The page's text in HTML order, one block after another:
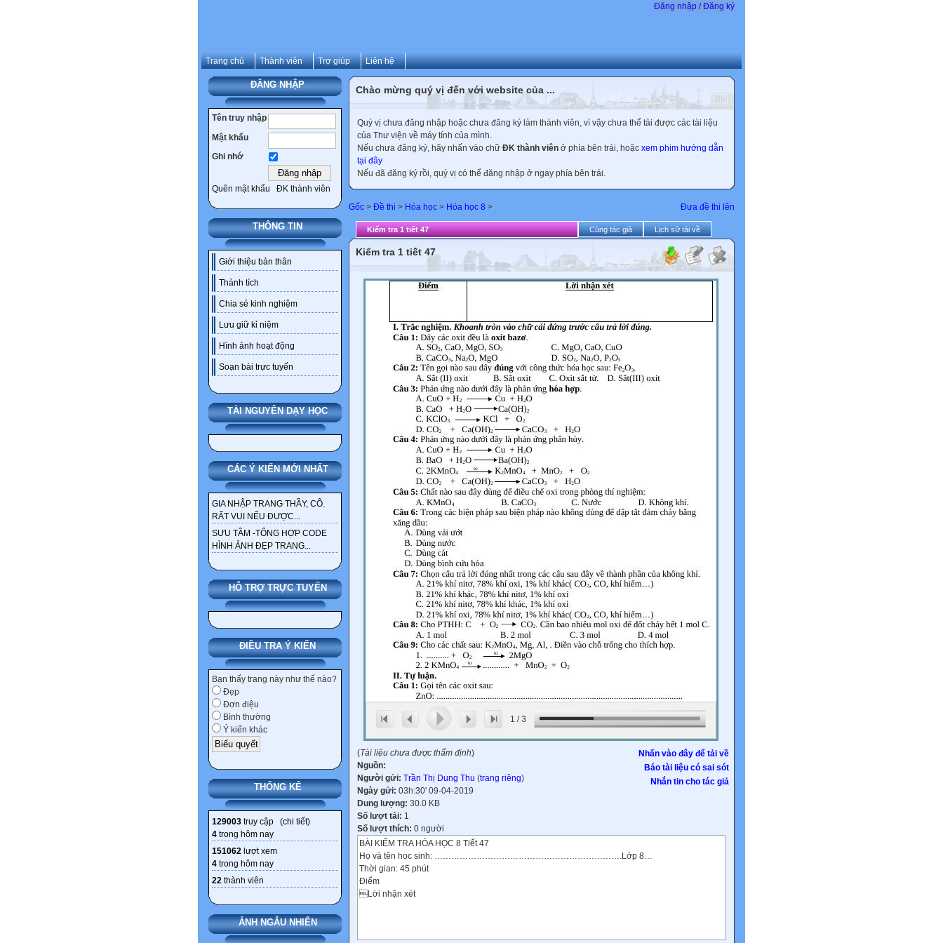
Đăng nhập / Đăng ký
Trang chủ Thành viên Trợ giúp Liên hệ
ĐĂNG NHẬP
Tên truy nhập
Mật khẩu
Ghi nhớ
Quên mật khẩu ĐK thành viên
THÔNG TIN
Giới thiệu bản thân
Thành tích
Chia sẻ kinh nghiệm
Lưu giữ kỉ niệm
Hình ảnh hoạt động
Soạn bài trực tuyến
TÀI NGUYÊN DẠY HỌC
CÁC Ý KIẾN MỚI NHẤT
GIA NHẬP TRANG THẦY, CÔ.
RẤT VUI NẾU ĐƯỢC...
SƯU TẦM -TỔNG HỢP CODE
HÌNH ẢNH ĐẸP TRANG...
HỖ TRỢ TRỰC TUYẾN
ĐIỀU TRA Ý KIẾN
Bạn thấy trang này như thế nào?
Đẹp
Đơn điệu
Bình thường
Ý kiến khác
THỐNG KÊ
129003 truy cập (chi tiết)
4 trong hôm nay
151062 lượt xem
4 trong hôm nay
22 thành viên
ẢNH NGẪU NHIÊN
Chào mừng quý vị đến với website của ...
Quý vị chưa đăng nhập hoặc chưa đăng ký làm thành viên, vì vậy chưa thể tải được các tài liệu
của Thư viện về máy tính của mình.
Nếu chưa đăng ký, hãy nhấn vào chữ ĐK thành viên ở phía bên trái, hoặc xem phim hướng dẫn
tại đây
Nếu đã đăng ký rồi, quý vị có thể đăng nhập ở ngay phía bên trái.
Đưa đề thi lên
Gốc > Đề thi > Hóa học > Hóa học 8 >
Kiểm tra 1 tiết 47 Cùng tác giả Lịch sử tải về
Kiểm tra 1 tiết 47
1 /3
Nhấn vào đây để tải về
Báo tài liệu có sai sót
Nhắn tin cho tác giả
(Tài liệu chưa được thẩm định)
Nguồn:
Người gửi: Trần Thị Dung Thu (trang riêng)
Ngày gửi: 03h:30' 09-04-2019
Dung lượng: 30.0 KB
Số lượt tải: 1
Số lượt thích: 0 người
BÀI KIỂM TRA HÓA HỌC 8 Tiết 47
Họ và tên học sinh: ………………………………………………………….Lớp 8…
Thời gian: 45 phút
Điểm
Lời nhận xét